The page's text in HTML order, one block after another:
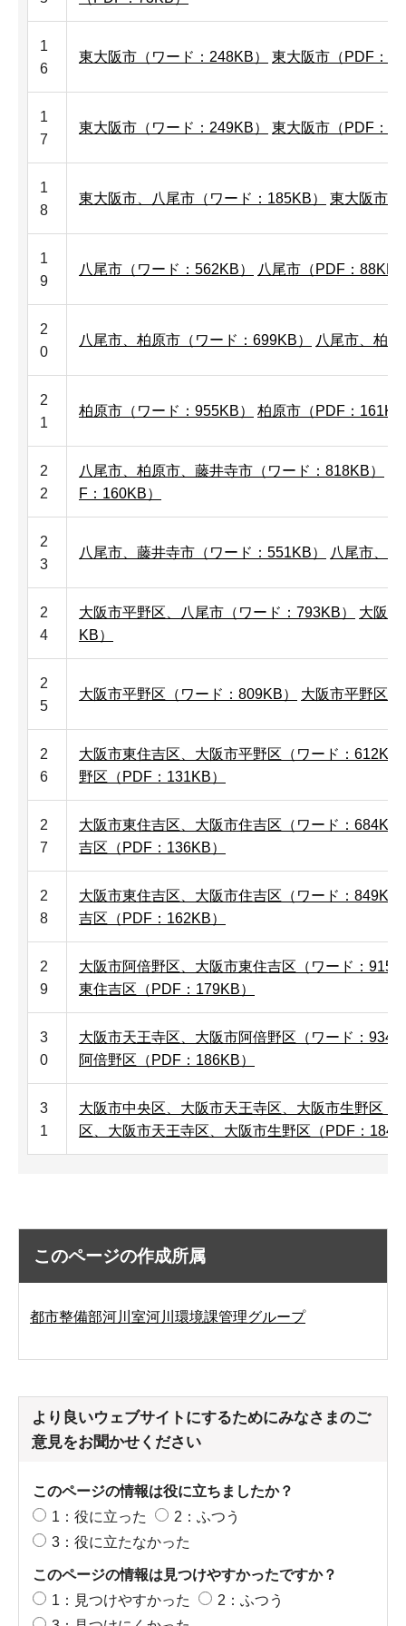
1
6
東大阪市（ワード：248KB） 東大阪市（PDF：
1
7
東大阪市（ワード：249KB） 東大阪市（PDF：
1
8
東大阪市、八尾市（ワード：185KB） 東大阪市
1
9
八尾市（ワード：562KB） 八尾市（PDF：88KB
2
0
八尾市、柏原市（ワード：699KB） 八尾市、柏
2
1
柏原市（ワード：955KB） 柏原市（PDF：
2
2
八尾市、柏原市、藤井寺市（ワード：818KB）
F：160KB）
2
3
八尾市、藤井寺市（ワード：551KB） 八尾市、
2
4
大阪市平野区、八尾市（ワード：793KB）
大阪
KB）
2
5
大阪市平野区（ワード：809KB） 大阪市平野区
2
6
大阪市東住吉区、大阪市平野区（ワード：612KB
野区（PDF：131KB）
2
7
大阪市東住吉区、大阪市住吉区（ワード：684KB
吉区（PDF：136KB）
2
8
大阪市東住吉区、大阪市住吉区（ワード：849KB
吉区（PDF：162KB）
2
9
大阪市阿倍野区、大阪市東住吉区（ワード：
東住吉区（PDF：179KB）
3
0
大阪市天王寺区、大阪市阿倍野区（ワード：
阿倍野区（PDF：186KB）
3
1
大阪市中央区、大阪市天王寺区、大阪市生野区（
区、大阪市天王寺区、大阪市生野区（PDF：
このページの作成所属
都市整備部河川室河川環境課管理グループ
より良いウェブサイトにするためにみなさまのご
意見をお聞かせください
このページの情報は役に立ちましたか？
1：役に立った
2：ふつう
3：役に立たなかった
このページの情報は見つけやすかったですか？
1：見つけやすかった
2：ふつう